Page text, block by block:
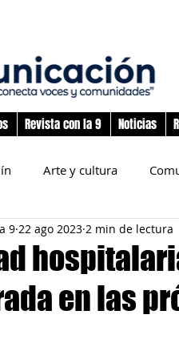
Revista con la 9 Noticias
Arte y cultura
Deporte
y preadolescencia
en las
9 22 ago 2023 2 min de lectura